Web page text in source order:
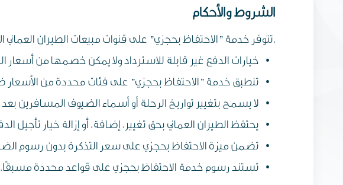
الشروط والأحكام
تتوفر خدمة "الاحتفاظ بحجزي" على قنوات مبيعات الطيران العماني المباشرة فقط.
خيارات الدفع غير قابلة للاسترداد ولا يمكن خصمها من
تنطبق خدمة "الاحتفاظ بحجزي" على فئات محددة من
لا يسمح بتغيير تواريخ الرحلة أو أسماء الضيوف المسافرين
يحتفظ الطيران العماني بحق تغيير، إضافة، أو إزالة خيار
تضمن ميزة الاحتفاظ بحجزي على سعر التذكرة بدون رسوم
تستند رسوم خدمة الاحتفاظ بحجزي على قواعد محددة مسبقًا.